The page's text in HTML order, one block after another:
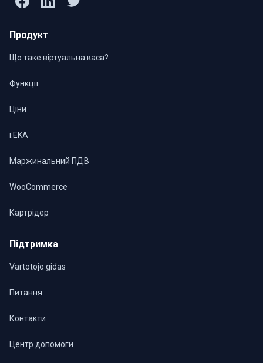
Продукт
Що таке віртуальна каса?
Функції
Ціни
i.EKA
Маржинальний ПДВ
WooCommerce
Картрідер
Підтримка
Vartotojo gidas
Питання
Контакти
Центр допомоги